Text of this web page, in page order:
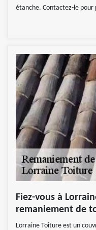
étanche. Contactez-le pour
Fiez-vous à
remaniement de
Lorraine Toiture est un